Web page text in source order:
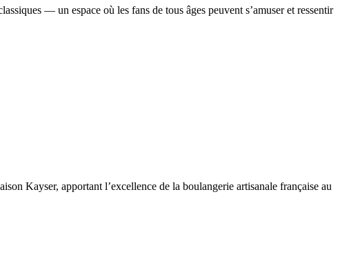
— un espace où les fans de tous âges peuvent s’amuser et ressentir
Kayser, apportant l’excellence de la boulangerie artisanale française au